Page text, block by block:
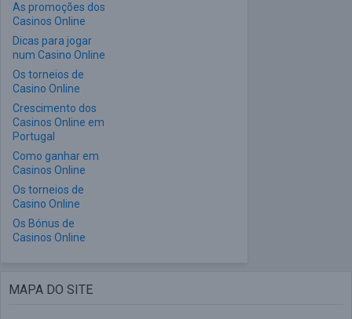
As promoções dos
Casinos Online
Dicas para jogar
num Casino Online
Os torneios de
Casino Online
Crescimento dos
Casinos Online em
Portugal
Como ganhar em
Casinos Online
Os torneios de
Casino Online
Os Bónus de
Casinos Online
MAPA DO SITE